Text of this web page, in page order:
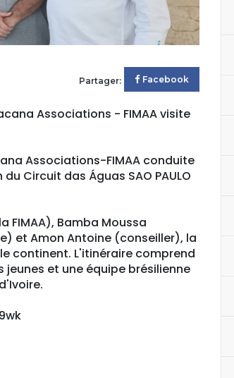
Partager: Facebook
Associations - FIMAA visite
Associations-FIMAA conduite
du Circuit das Águas SAO PAULO
FIMAA), Bamba Moussa
et Amon Antoine (conseiller), la
continent. L'itinéraire comprend
et une équipe brésilienne